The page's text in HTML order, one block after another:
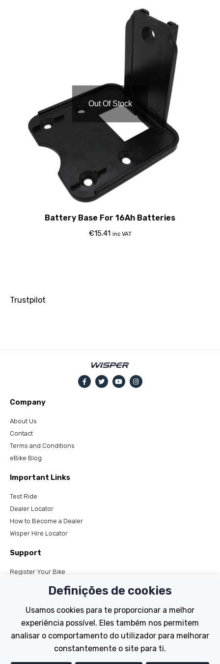
Out Of Stock
Battery Base For 16Ah Batteries
€15.41 inc VAT
Trustpilot
Company
About Us
Contact
Terms and Conditions
eBike Blog
Important Links
Test Ride
Dealer Locator
How to Become a Dealer
Wisper Hire Locator
Support
Register Your Bike
Tutorials
Electric Bikes
Definições de cookies
Usamos cookies para te proporcionar a melhor
experiência possível. Eles também nos permitem
analisar o comportamento do utilizador para melhorar
constantemente o site para ti.